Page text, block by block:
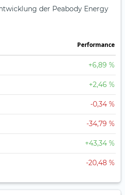
der Peabody Energy
Perfor­mance
+6,89 %
+2,46 %
-0,34 %
-34,79 %
+43,34 %
-20,48 %